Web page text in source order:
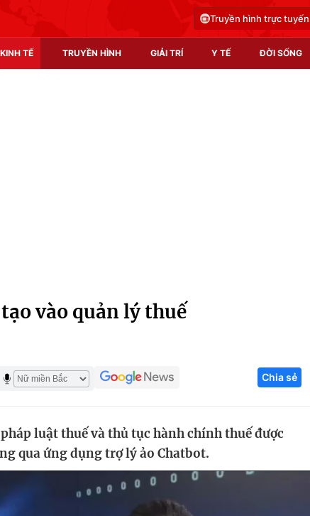
Truyền hình trực tuyến
KINH TẾ TRUYỀN HÌNH GIẢI TRÍ Y TẾ ĐỜI SỐNG
Giáo dục
Học trực tuyến
Công nghệ
Sản phẩm
Thị trường
vào quản lý thuế
Chia sẻ
luật thuế và thủ tục hành chính thuế được
qua ứng dụng trợ lý ảo Chatbot.